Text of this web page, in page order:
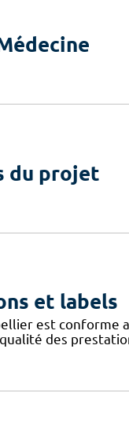
du projet
et labels
est conforme
des